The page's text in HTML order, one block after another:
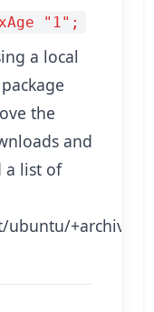
"1";
a local
the
and
a list of
ubuntu/